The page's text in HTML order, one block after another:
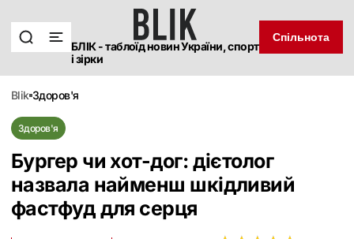
БЛІК - таблоїд новин України, спорт
і зірки
Спільнота
blik здоров'я
Здоров'я
Бургер чи хот-дог: дієтолог
назвала найменш шкідливий
фастфуд для серця